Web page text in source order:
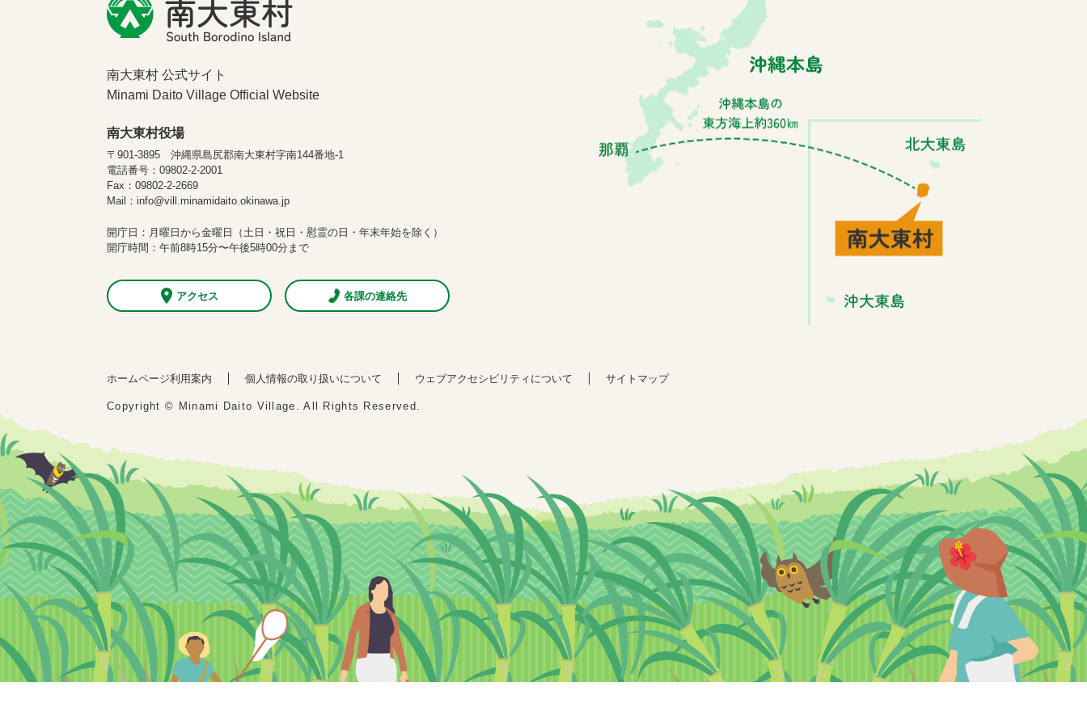
南大東村 公式サイト
Minami Daito Village Official Website
南大東村役場
〒901-3895 沖縄県島尻郡南大東村字南144番地-1
電話番号：09802-2-2001
Fax：09802-2-2669
Mail：info@vill.minamidaito.okinawa.jp
開庁日：月曜日から金曜日（土日・祝日・慰霊の日・年末年始を除く）
開庁時間：午前8時15分〜午後5時00分まで
アクセス 各課の連絡先
ホームページ利用案内 個人情報の取り扱いについて ウェブアクセシビリティについて サイトマップ
Copyright © Minami Daito Village. All Rights Reserved.